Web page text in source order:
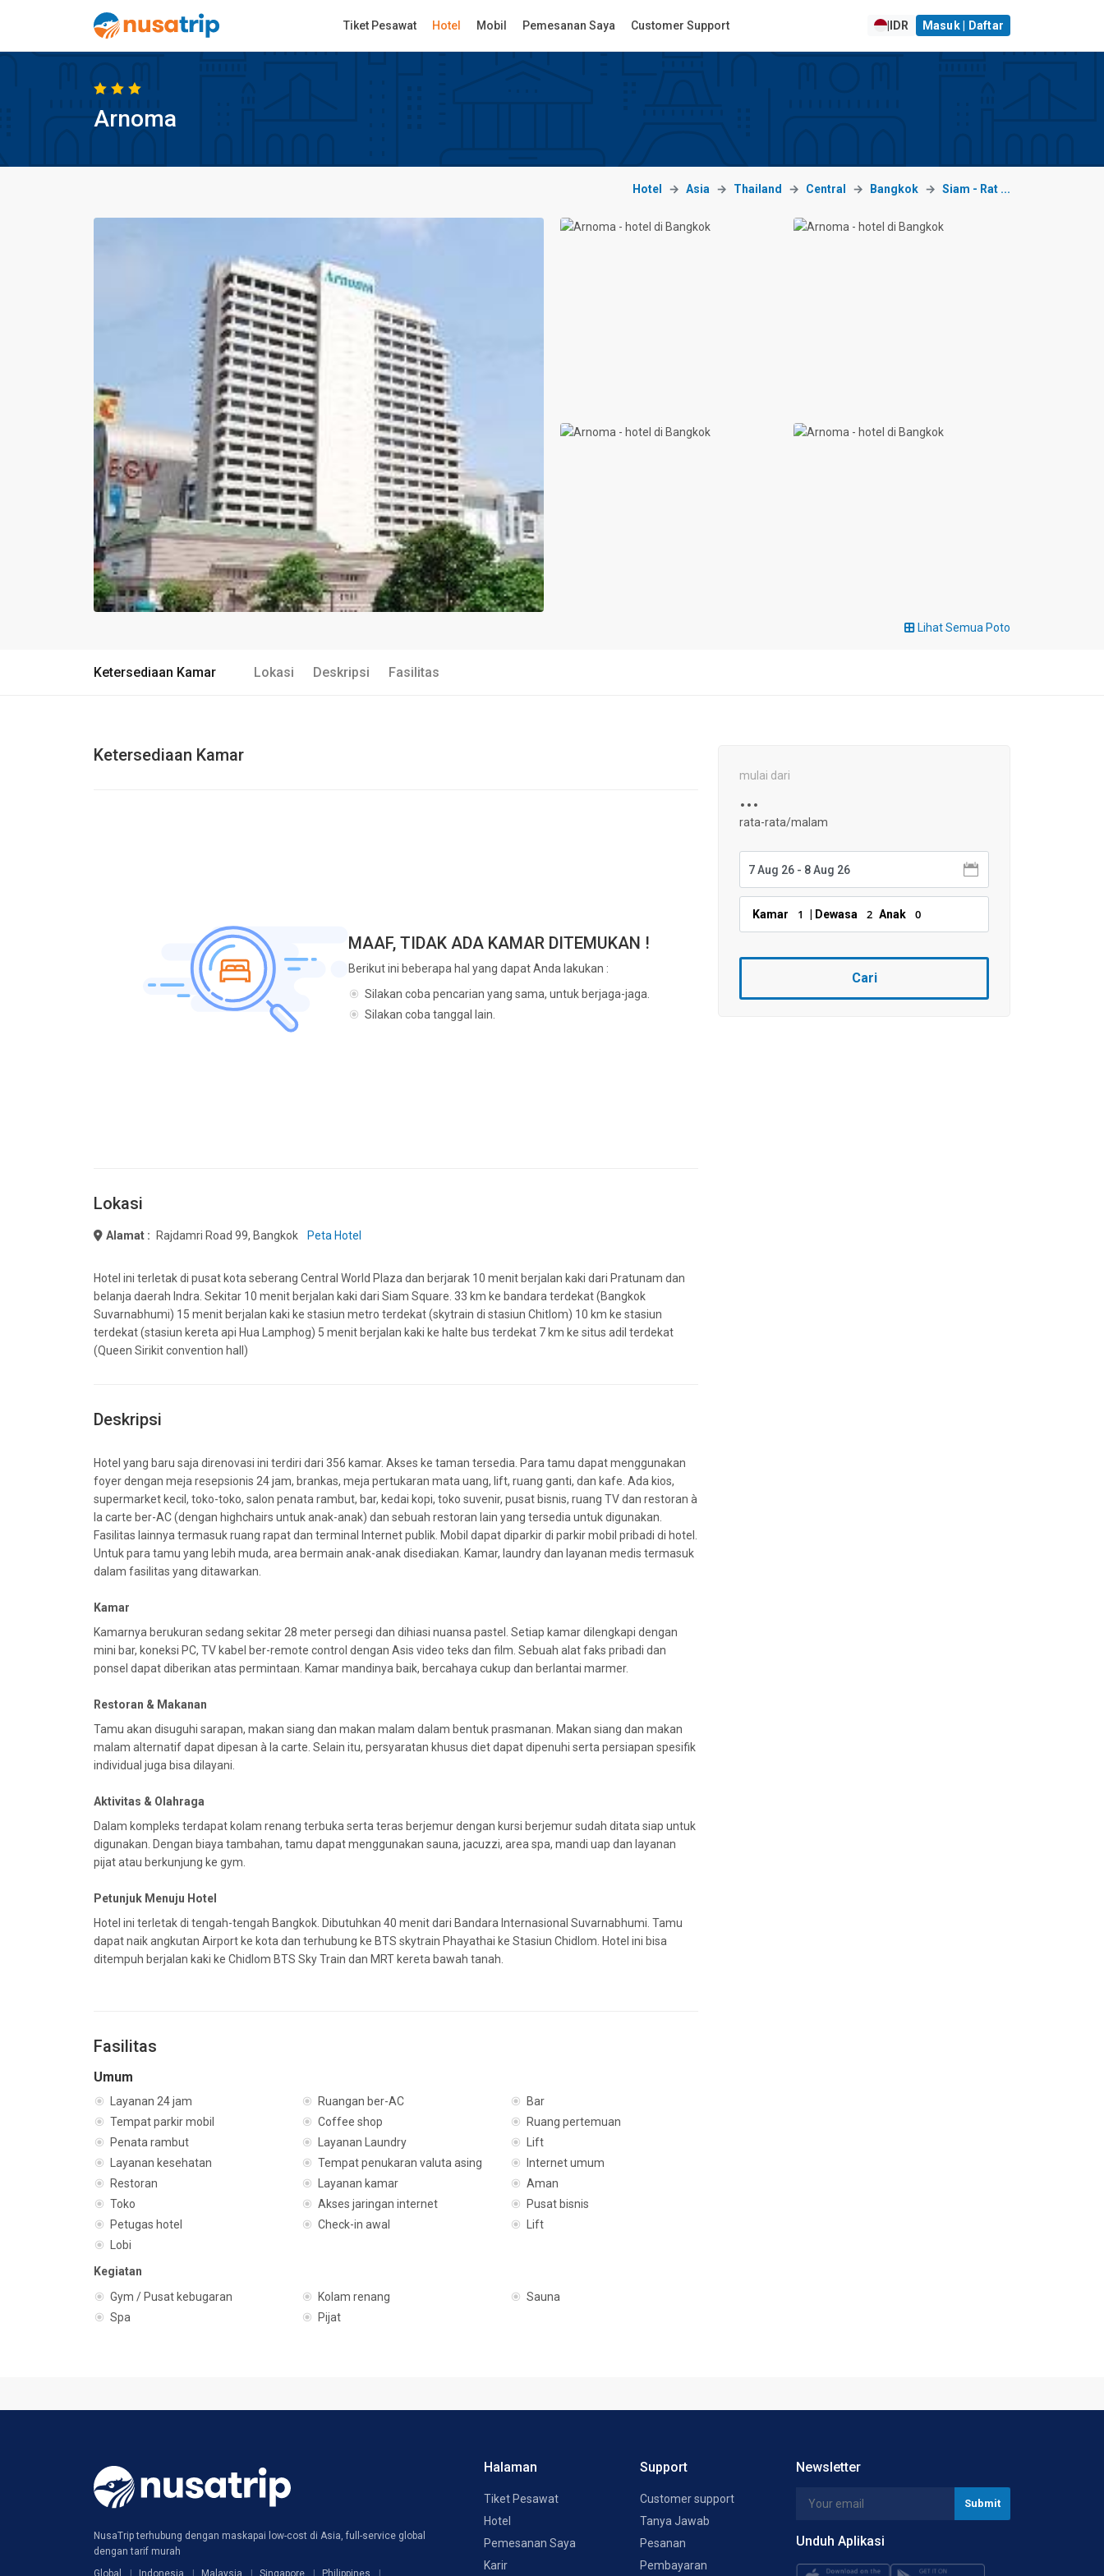
Tiket Pesawat Hotel Mobil Pemesanan Saya Customer Support | IDR Masuk | Daftar
Arnoma
Hotel Asia Thailand Central Bangkok Siam - Rat ...
Lihat Semua Poto
Ketersediaan Kamar Lokasi Deskripsi Fasilitas
Ketersediaan Kamar
MAAF, TIDAK ADA KAMAR DITEMUKAN !
Berikut ini beberapa hal yang dapat Anda lakukan :
Silakan coba pencarian yang sama, untuk berjaga-jaga.
Silakan coba tanggal lain.
Lokasi
Alamat : Rajdamri Road 99, Bangkok Peta Hotel
Hotel ini terletak di pusat kota seberang Central World Plaza dan berjarak 10 menit berjalan kaki dari Pratunam dan
belanja daerah Indra. Sekitar 10 menit berjalan kaki dari Siam Square. 33 km ke bandara terdekat (Bangkok
Suvarnabhumi) 15 menit berjalan kaki ke stasiun metro terdekat (skytrain di stasiun Chitlom) 10 km ke stasiun
terdekat (stasiun kereta api Hua Lamphog) 5 menit berjalan kaki ke halte bus terdekat 7 km ke situs adil terdekat
(Queen Sirikit convention hall)
Deskripsi
Hotel yang baru saja direnovasi ini terdiri dari 356 kamar. Akses ke taman tersedia. Para tamu dapat menggunakan
foyer dengan meja resepsionis 24 jam, brankas, meja pertukaran mata uang, lift, ruang ganti, dan kafe. Ada kios,
supermarket kecil, toko-toko, salon penata rambut, bar, kedai kopi, toko suvenir, pusat bisnis, ruang TV dan restoran à
la carte ber-AC (dengan highchairs untuk anak-anak) dan sebuah restoran lain yang tersedia untuk digunakan.
Fasilitas lainnya termasuk ruang rapat dan terminal Internet publik. Mobil dapat diparkir di parkir mobil pribadi di hotel.
Untuk para tamu yang lebih muda, area bermain anak-anak disediakan. Kamar, laundry dan layanan medis termasuk
dalam fasilitas yang ditawarkan.
Kamar
Kamarnya berukuran sedang sekitar 28 meter persegi dan dihiasi nuansa pastel. Setiap kamar dilengkapi dengan
mini bar, koneksi PC, TV kabel ber-remote control dengan Asis video teks dan film. Sebuah alat faks pribadi dan
ponsel dapat diberikan atas permintaan. Kamar mandinya baik, bercahaya cukup dan berlantai marmer.
Restoran & Makanan
Tamu akan disuguhi sarapan, makan siang dan makan malam dalam bentuk prasmanan. Makan siang dan makan
malam alternatif dapat dipesan à la carte. Selain itu, persyaratan khusus diet dapat dipenuhi serta persiapan spesifik
individual juga bisa dilayani.
Aktivitas & Olahraga
Dalam kompleks terdapat kolam renang terbuka serta teras berjemur dengan kursi berjemur sudah ditata siap untuk
digunakan. Dengan biaya tambahan, tamu dapat menggunakan sauna, jacuzzi, area spa, mandi uap dan layanan
pijat atau berkunjung ke gym.
Petunjuk Menuju Hotel
Hotel ini terletak di tengah-tengah Bangkok. Dibutuhkan 40 menit dari Bandara Internasional Suvarnabhumi. Tamu
dapat naik angkutan Airport ke kota dan terhubung ke BTS skytrain Phayathai ke Stasiun Chidlom. Hotel ini bisa
ditempuh berjalan kaki ke Chidlom BTS Sky Train dan MRT kereta bawah tanah.
Fasilitas
Umum
Layanan 24 jam Ruangan ber-AC
Bar
Tempat parkir mobil
Coffee shop
Ruang pertemuan
Penata rambut
Layanan Laundry
Lift
Layanan kesehatan
Tempat penukaran valuta asing
Internet umum
Restoran
Layanan kamar
Aman
Toko
Akses jaringan internet
Pusat bisnis
Petugas hotel
Check-in awal
Lift
Lobi
Kegiatan
Gym / Pusat kebugaran
Kolam renang
Sauna
Spa
Pijat
mulai dari
...
rata-rata/malam
Kamar 1 | Dewasa 2 Anak 0
Cari
NusaTrip terhubung dengan maskapai low-cost di Asia, full-service global
dengan tarif murah
Global
Indonesia Malaysia Singapore Philippines
Halaman
Tiket Pesawat
Hotel
Pemesanan Saya
Karir
Support
Customer support
Tanya Jawab
Pesanan
Pembayaran
Newsletter
Unduh Aplikasi